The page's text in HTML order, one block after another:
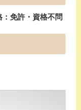
免許・資格不問